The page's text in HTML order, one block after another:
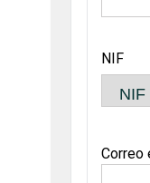
NIF
Correo